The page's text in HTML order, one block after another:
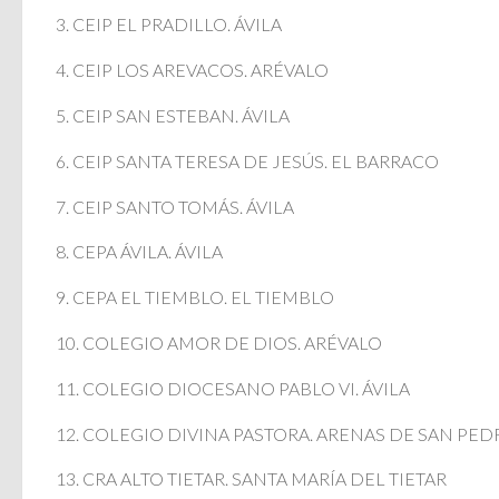
3. CEIP EL PRADILLO. ÁVILA
4. CEIP LOS AREVACOS. ARÉVALO
5. CEIP SAN ESTEBAN. ÁVILA
6. CEIP SANTA TERESA DE JESÚS. EL BARRACO
7. CEIP SANTO TOMÁS. ÁVILA
8. CEPA ÁVILA. ÁVILA
9. CEPA EL TIEMBLO. EL TIEMBLO
10. COLEGIO AMOR DE DIOS. ARÉVALO
11. COLEGIO DIOCESANO PABLO VI. ÁVILA
12. COLEGIO DIVINA PASTORA. ARENAS DE SAN
13. CRA ALTO TIETAR. SANTA MARÍA DEL TIETAR